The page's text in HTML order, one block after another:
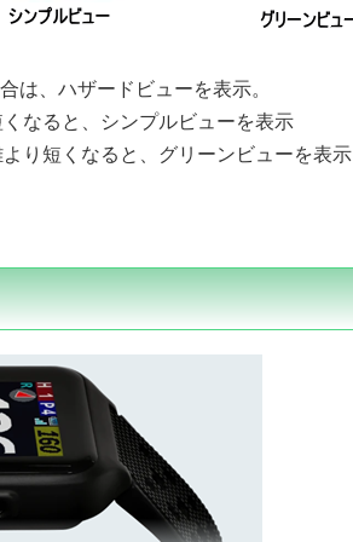
は、ハザードビューを表示。
なると、シンプルビューを表示
り短くなると、グリーンビューを表示